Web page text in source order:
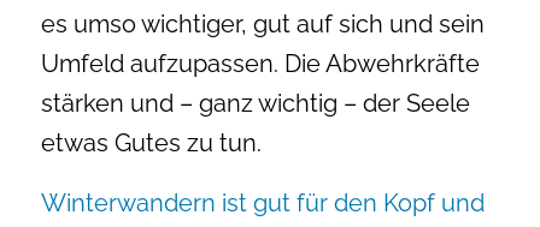
es umso wichtiger, gut auf sich und sein
Umfeld aufzupassen. Die Abwehrkräfte
stärken und – ganz wichtig – der Seele
etwas Gutes zu tun.
Winterwandern ist gut für den Kopf und